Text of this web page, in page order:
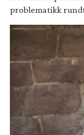
problematikk